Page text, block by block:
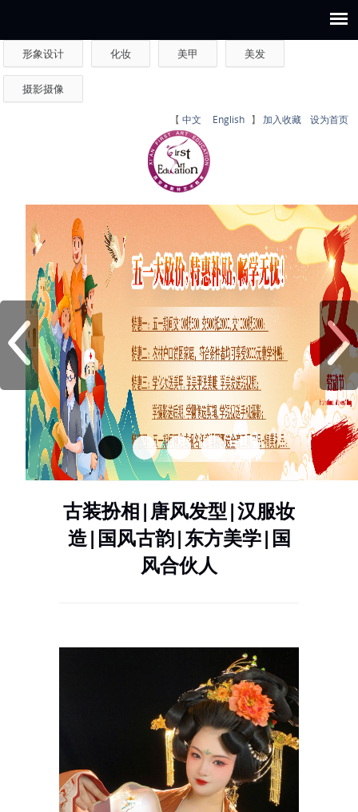
形象设计 化妆 美甲 美发
摄影摄像
设为首页
加入收藏
【 中文 English 】
古装扮相|唐风发型|汉服妆
造|国风古韵|东方美学|国
风合伙人